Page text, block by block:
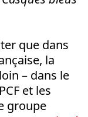
que dans
la
– dans le
et les
groupe